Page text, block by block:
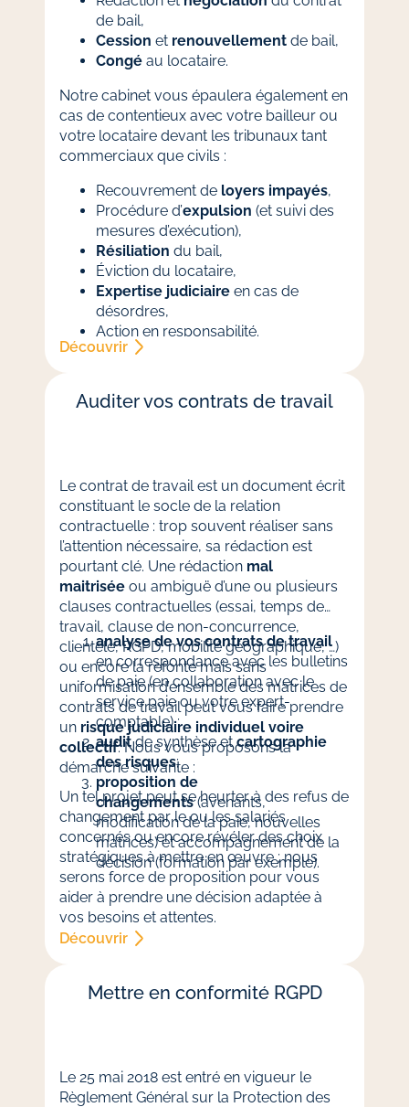
de bail,
Cession et renouvellement de bail,
Congé au locataire.
Notre cabinet vous épaulera également en
cas de contentieux avec votre bailleur ou
votre locataire devant les tribunaux tant
commerciaux que civils :
Recouvrement de loyers impayés,
Procédure d’expulsion (et suivi des
mesures d’exécution),
Résiliation du bail,
Éviction du locataire,
Expertise judiciaire en cas de
désordres,
Action en responsabilité.
Découvrir
Auditer vos contrats de travail​
Le contrat de travail est un document écrit
constituant le socle de la relation
contractuelle : trop souvent réaliser sans
l’attention nécessaire, sa rédaction est
pourtant clé. Une rédaction mal
maitrisée ou ambiguë d’une ou plusieurs
clauses contractuelles (essai, temps de
travail, clause de non-concurrence,
clientèle, RGPD, mobilité géographique, …)
ou encore la refonte mais sans
uniformisation d’ensemble des matrices de
contrats de travail peut vous faire prendre
un risque judiciaire individuel voire
collectif. Nous vous proposons la
démarche suivante :
analyse de vos contrats de travail
en correspondance avec les bulletins
de paie (en collaboration avec le
service paie ou votre expert-
comptable) ;
auditde synthèse etcartographie
des risques;
proposition de
changements(avenants,
modification de la paie, nouvelles
matrices) et accompagnement de la
décision (formation par exemple).
Un tel projet peut se heurter à des refus de
changement par le ou les salariés
concernés ou encore révéler des choix
stratégiques à mettre en œuvre ; nous
serons force de proposition pour vous
aider à prendre une décision adaptée à
vos besoins et attentes.
Découvrir
Mettre en conformité RGPD
Le 25 mai 2018 est entré en vigueur le
Règlement Général sur la Protection des